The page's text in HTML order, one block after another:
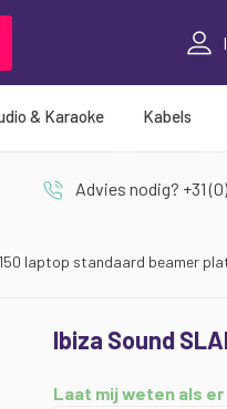
& Karaoke Kabels
Advies nodig? +31
laptop standaard beamer
Ibiza Sound
Laat mij weten als